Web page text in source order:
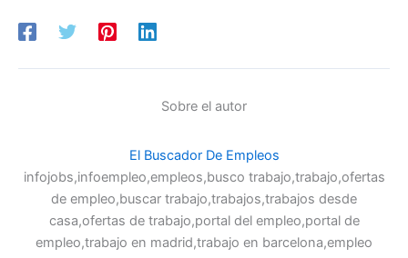
Sobre el autor
El Buscador De Empleos
infojobs,infoempleo,empleos,busco trabajo,trabajo,ofertas
de empleo,buscar trabajo,trabajos,trabajos desde
casa,ofertas de trabajo,portal del empleo,portal de
empleo,trabajo en madrid,trabajo en barcelona,empleo